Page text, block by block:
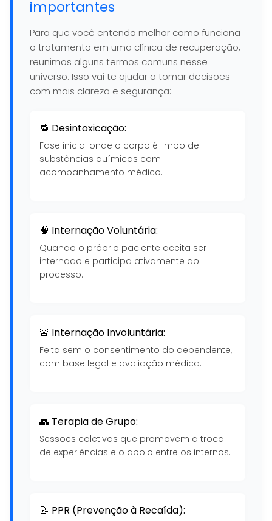
importantes
Para que você entenda melhor como funciona
o tratamento em uma clínica de recuperação,
reunimos alguns termos comuns nesse
universo. Isso vai te ajudar a tomar decisões
com mais clareza e segurança:
🔁 Desintoxicação:
Fase inicial onde o corpo é limpo de
substâncias químicas com
acompanhamento médico.
🧠 Internação Voluntária:
Quando o próprio paciente aceita ser
internado e participa ativamente do
processo.
🚨 Internação Involuntária:
Feita sem o consentimento do dependente,
com base legal e avaliação médica.
👥 Terapia de Grupo:
Sessões coletivas que promovem a troca
de experiências e o apoio entre os internos.
📝 PPR (Prevenção à Recaída):